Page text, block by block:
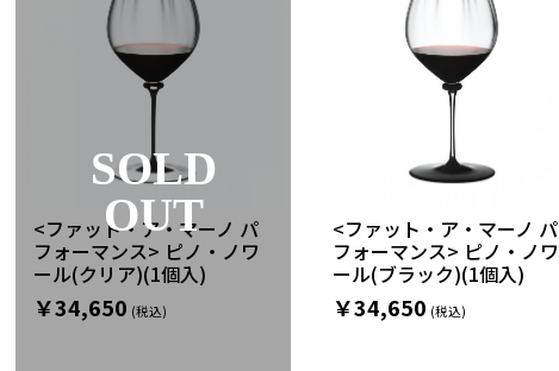
<ファット・ア・マーノ パ
フォーマンス> ピノ・ノワ
ール(クリア)(1個入)
￥34,650
SOLD
OUT
<ファット・ア・マーノ パ
フォーマンス> ピノ・ノワ
ール(ブラック)(1個入)
￥34,650